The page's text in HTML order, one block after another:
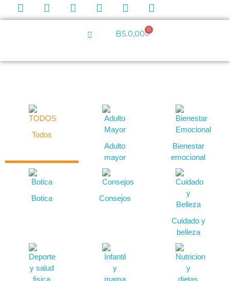
BS.0,00 0
Todos
Adulto
mayor
Bienestar
emocional
Botica Consejos
Cuidado y
belleza